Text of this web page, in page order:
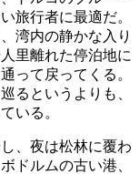
旅行者に最適だ。
湾内の静かな入り
里離れた停泊地に
って戻ってくる。
るというよりも、
いる。
、夜は松林に覆わ
ドルムの古い港、